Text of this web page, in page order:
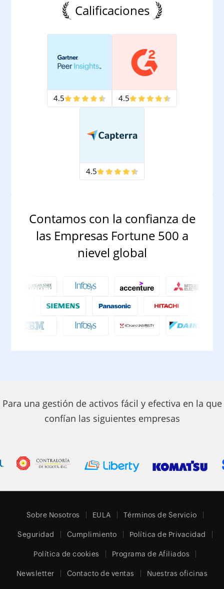
Calificaciones
4.5 4.5
4.5
Contamos con la confianza de
las Empresas Fortune 500 a
nievel global
Para una gestión de activos fácil y efectiva en la que
confían las siguientes empresas
Sobre Nosotros EULA Términos de Servicio
Seguridad Cumplimiento Política de Privacidad
Política de cookies Programa de Afiliados
Newsletter Contacto de ventas Nuestras oficinas